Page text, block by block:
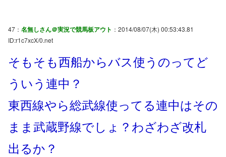
47： 名無しさん＠実況で競馬板アウト ：2014/08/07(木) 00:53:43.81
ID:r1c7xcX/0.net
そもそも西船からバス使うのってど
ういう連中？
東西線やら総武線使ってる連中はその
まま武蔵野線でしょ？わざわざ改札
出るか？